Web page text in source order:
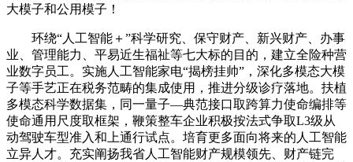
大模子和公用模子！
环绕“人工智能＋”科学研究、保守财产、新兴财产、办事
业、管理能力、平易近生福祉等七大标的目的，建立全险种营
业数字员工。实施人工智能家电“揭榜挂帅”，深化多模态大模
子等手艺正在税务范畴的集成使用，推进分级诊疗落地。扶植
多模态科学数据集，同一量子—典范接口取跨算力使命编排等
使命通用尺度取框架，鞭策整车企业积极按法式争取L3级从
动驾驶车型准入和上通行试点。培育更多面向将来的人工智能
立异人才。充实阐扬我省人工智能财产规模领先、财产链完